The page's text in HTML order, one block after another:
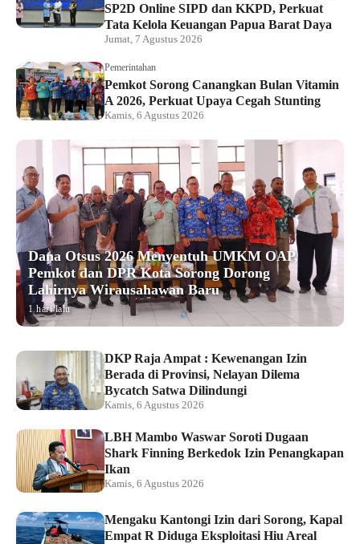
SP2D Online SIPD dan KKPD, Perkuat
Tata Kelola Keuangan Papua Barat Daya
Jumat, 7 Agustus 2026
Pemerintahan
Pemkot Sorong Canangkan Bulan Vitamin
A 2026, Perkuat Upaya Cegah Stunting
Kamis, 6 Agustus 2026
Dana Otsus 2026 Menyentuh UMKM OAP,
Pemkot dan DPR Kota Sorong Dorong
Lahirnya Wirausahawan Baru
1 hari lalu
DKP Raja Ampat : Kewenangan Izin
Berada di Provinsi, Nelayan Dilema
Bycatch Satwa Dilindungi
Kamis, 6 Agustus 2026
LBH Mambo Waswar Soroti Dugaan
Shark Finning Berkedok Izin Penangkapan
Ikan
Kamis, 6 Agustus 2026
Mengaku Kantongi Izin dari Sorong, Kapal
Empat R Diduga Eksploitasi Hiu Areal